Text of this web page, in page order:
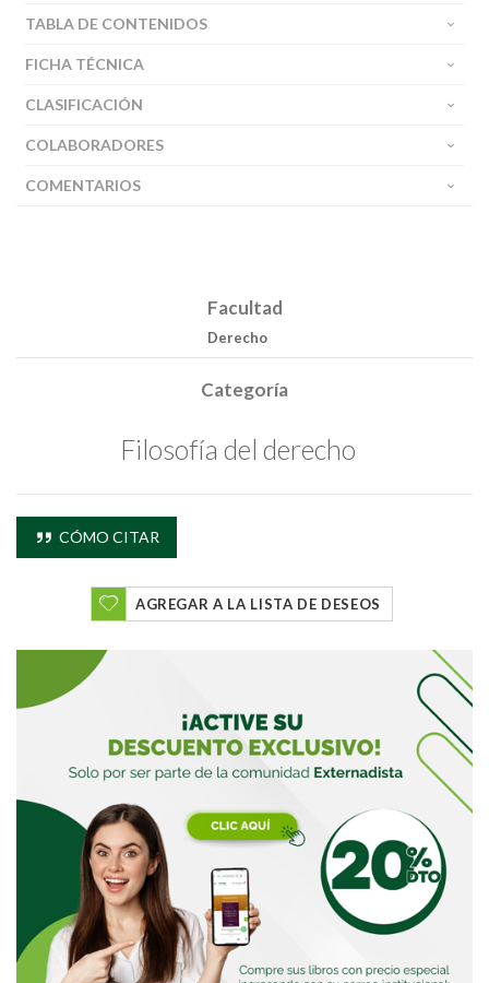
Buscar
TABLA DE CONTENIDOS
FICHA TÉCNICA
CLASIFICACIÓN
COLABORADORES
COMENTARIOS
Facultad
Derecho
Categoría
Filosofía del derecho
CÓMO CITAR
AGREGAR A LA LISTA DE DESEOS